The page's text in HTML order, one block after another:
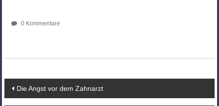
0 Kommentare
Beitragsnavigation
Die Angst vor dem Zahnarzt